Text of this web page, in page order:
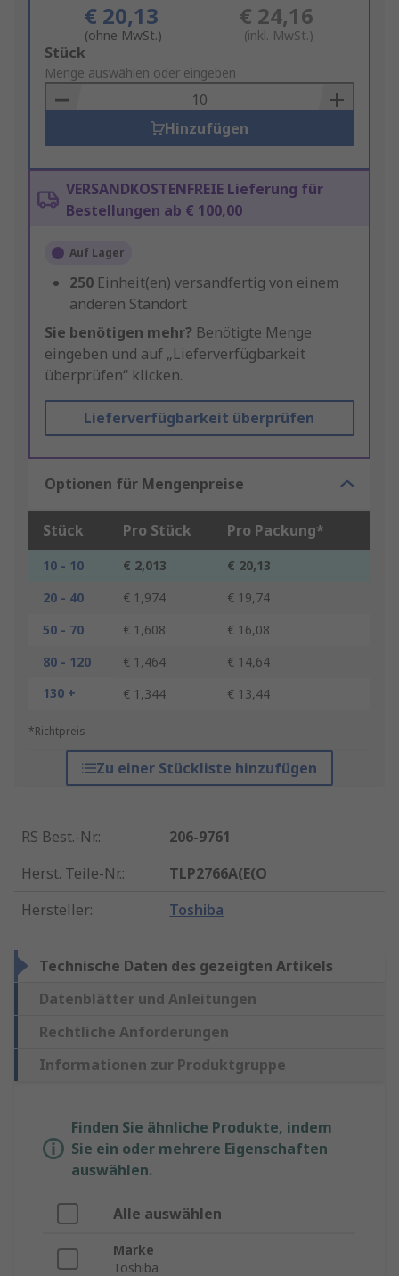
€ 20,13
(ohne MwSt.)
€ 24,16
(inkl. MwSt.)
Add
to
Basket
Stück
Menge auswählen oder eingeben
Hinzufügen
VERSANDKOSTENFREIE Lieferung für
Bestellungen ab € 100,00
Auf Lager
250 Einheit(en) versandfertig von einem
anderen Standort
Sie benötigen mehr? Benötigte Menge
eingeben und auf „Lieferverfügbarkeit
überprüfen“ klicken.
Lieferverfügbarkeit überprüfen
Optionen für Mengenpreise
Stück Pro Stück Pro Packung*
10 - 10 € 2,013
€ 20,13
20 - 40
€ 1,974
€ 19,74
50 - 70
€ 1,608
€ 16,08
80 - 120
€ 1,464
€ 14,64
130 +
€ 1,344 € 13,44
*Richtpreis
Zu einer Stückliste hinzufügen
RS Best.-Nr.:
206-9761
Herst. Teile-Nr.:
TLP2766A(E(O
Hersteller: Toshiba
Technische Daten des gezeigten Artikels
Datenblätter und Anleitungen
Rechtliche Anforderungen
Informationen zur Produktgruppe
Finden Sie ähnliche Produkte, indem
Sie ein oder mehrere Eigenschaften
auswählen.
Alle auswählen
Marke
Toshiba